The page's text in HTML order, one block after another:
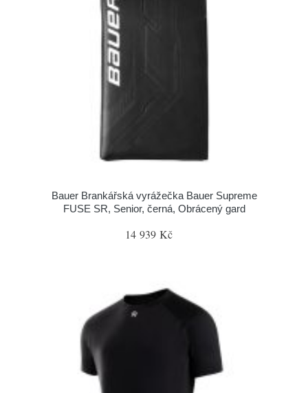
Bauer Brankářská vyrážečka Bauer Supreme
FUSE SR, Senior, černá, Obrácený gard
14 939 Kč